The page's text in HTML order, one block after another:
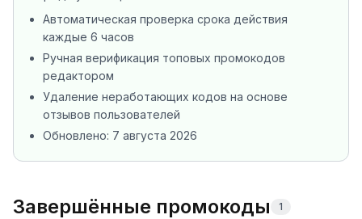
Автоматическая проверка срока действия
каждые 6 часов
Ручная верификация топовых промокодов
редактором
Удаление неработающих кодов на основе
отзывов пользователей
Обновлено: 7 августа 2026
Завершённые промокоды 1